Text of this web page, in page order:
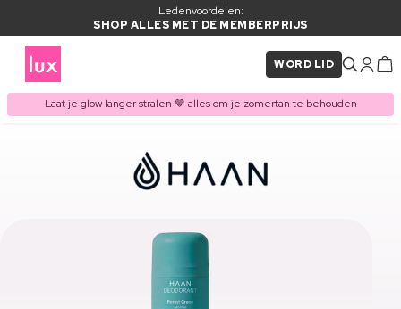
Ledenvoordelen:
SHOP ALLES MET DE MEMBERPRIJS
WORD LID
Laat je glow langer stralen 🤎 alles om je zomertan te behouden